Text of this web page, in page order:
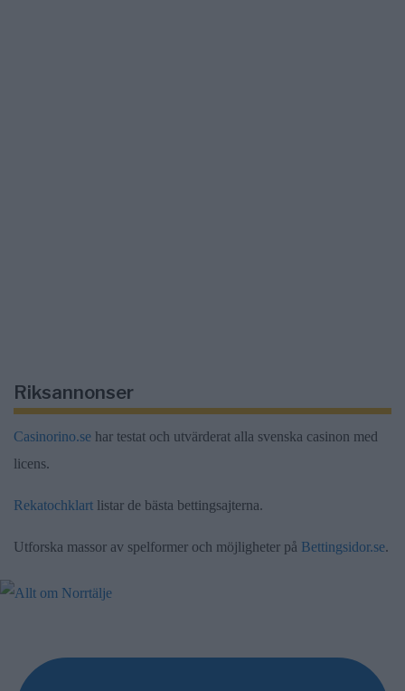
Riksannonser
Casinorino.se har testat och utvärderat alla svenska casinon med
licens.
Rekatochklart listar de bästa bettingsajterna.
Utforska massor av spelformer och möjligheter på Bettingsidor.se.